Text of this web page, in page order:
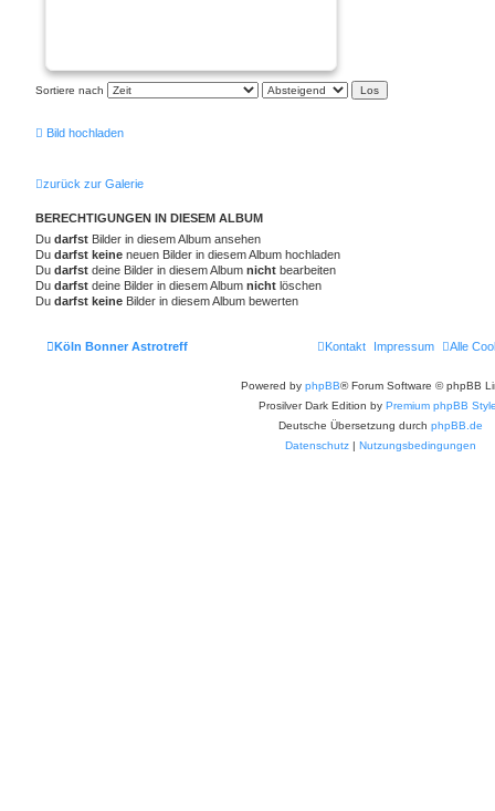
Sortiere nach
Bild hochladen
zurück zur Galerie
BERECHTIGUNGEN IN DIESEM ALBUM
Du darfst Bilder in diesem Album ansehen
Du darfst keine neuen Bilder in diesem Album hochladen
Du darfst deine Bilder in diesem Album nicht bearbeiten
Du darfst deine Bilder in diesem Album nicht löschen
Du darfst keine Bilder in diesem Album bewerten
Köln Bonner Astrotreff Alle
Impressum
Kontakt
Powered by phpBB® Forum Software © phpBB
Prosilver Dark Edition by Premium phpBB
Deutsche Übersetzung durch phpBB.de
Datenschutz | Nutzungsbedingungen